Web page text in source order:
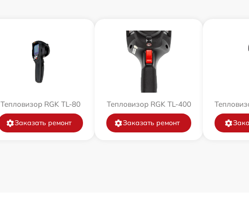
Тепловизор RGK TL-80
Заказать ремонт
Тепловизор RGK TL-400
Заказать ремонт